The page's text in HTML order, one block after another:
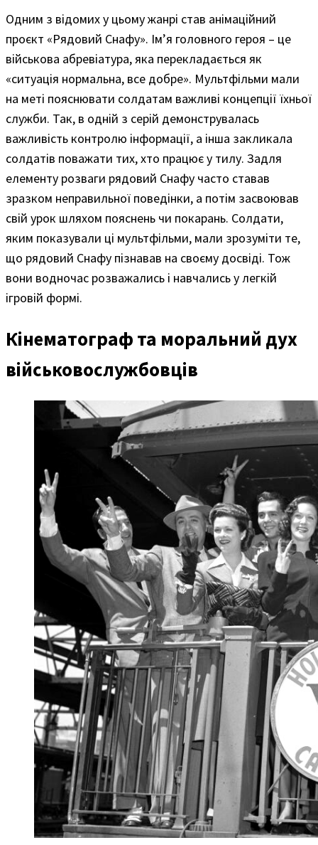
Одним з відомих у цьому жанрі став анімаційний
проєкт «Рядовий Снафу». Ім’я головного героя – це
військова абревіатура, яка перекладається як
«ситуація нормальна, все добре». Мультфільми мали
на меті пояснювати солдатам важливі концепції їхньої
служби. Так, в одній з серій демонструвалась
важливість контролю інформації, а інша закликала
солдатів поважати тих, хто працює у тилу. Задля
елементу розваги рядовий Снафу часто ставав
зразком неправильної поведінки, а потім засвоював
свій урок шляхом пояснень чи покарань. Солдати,
яким показували ці мультфільми, мали зрозуміти те,
що рядовий Снафу пізнавав на своєму досвіді. Тож
вони водночас розважались і навчались у легкій
ігровій формі.
Кінематограф та моральний дух
військовослужбовців